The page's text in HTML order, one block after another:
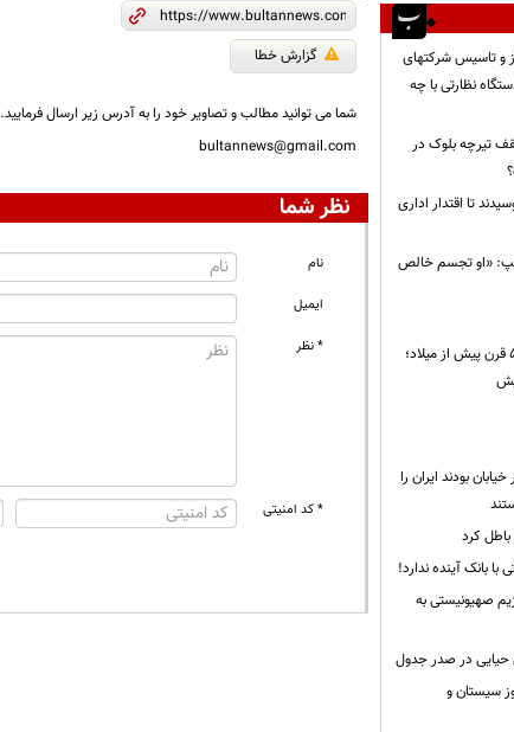
گزارش خطا
شما می توانید مطالب و تصاویر خود را به آدرس زیر ارسال فرمایید.
bultannews@gmail.com
نظر شما
نام
ایمیل
* نظر
* کد امنیتی
و تاسیس شرکتهای
نظارتی با چه
تیرچه بلوک در
تا اقتدار اداری
«او تجسم خالص
گستره امپراتوری ایران در ۵ قرن پیش از میلاد؛
بودند ایران را
باطل کرد
بانک آینده ندارد!
صهیونیستی به
حیایی در صدر جدول
سیستان و